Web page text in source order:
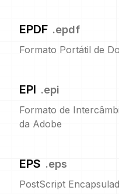
EPDF .epdf
Formato Portátil de
EPI .epi
Formato de
da Adobe
EPS .eps
PostScript